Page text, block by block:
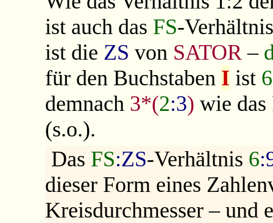
ist auch das FS-
ist die ZS von SATOR –
für den Buchstaben I ist 6
demnach 3*(2:3) wie das
(s.o.).
Das FS:ZS-Verhältnis 6
dieser Form eines
Kreisdurchmesser – und